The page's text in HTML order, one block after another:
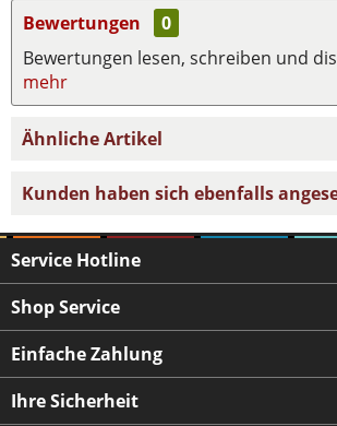
Bewertungen
0
Bewertungen lesen, schreiben und
mehr
Ähnliche Artikel
Kunden haben sich ebenfalls
Service Hotline
Shop Service
Einfache Zahlung
Ihre Sicherheit